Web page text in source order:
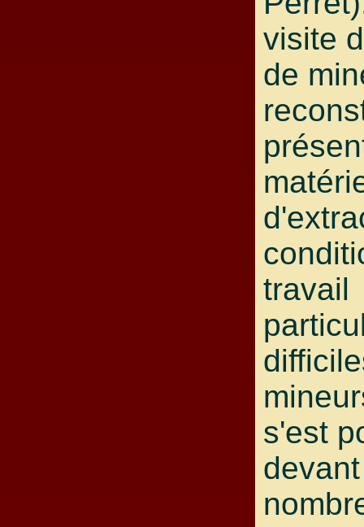
visite
de
travail
s'est